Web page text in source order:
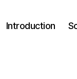
Introduction